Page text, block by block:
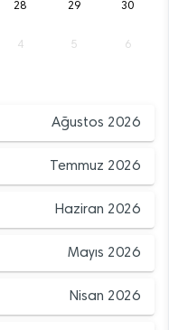
28 29 30
4 5 6
Ağustos 2026
Temmuz 2026
Haziran 2026
Mayıs 2026
Nisan 2026